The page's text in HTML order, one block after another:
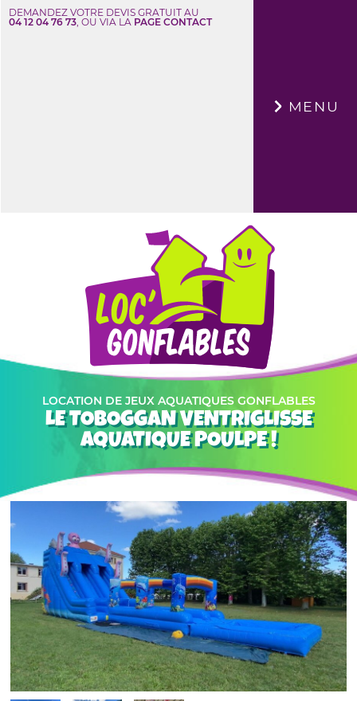
DEMANDEZ VOTRE DEVIS GRATUIT AU
04 12 04 76 73, OU VIA LA PAGE CONTACT
×MENU
LOCATION DE JEUX AQUATIQUES GONFLABLES
LE TOBOGGAN VENTRIGLISSE
AQUATIQUE POULPE !